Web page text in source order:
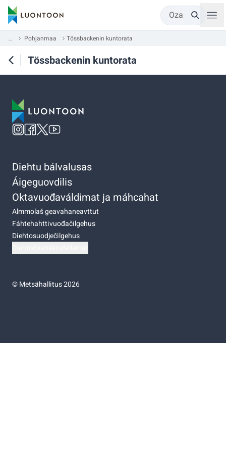
Oza
... Pohjanmaa Tössbackenin kuntorata
Tössbackenin kuntorata
Diehtu bálvalusas
Áigeguovdilis
Oktavuođaváldimat ja máhcahat
Almmolaš geavahaneavttut
Fáhtehahttivuođačilgehus
Diehtosuodječilgehus
©Metsähallitus 2026